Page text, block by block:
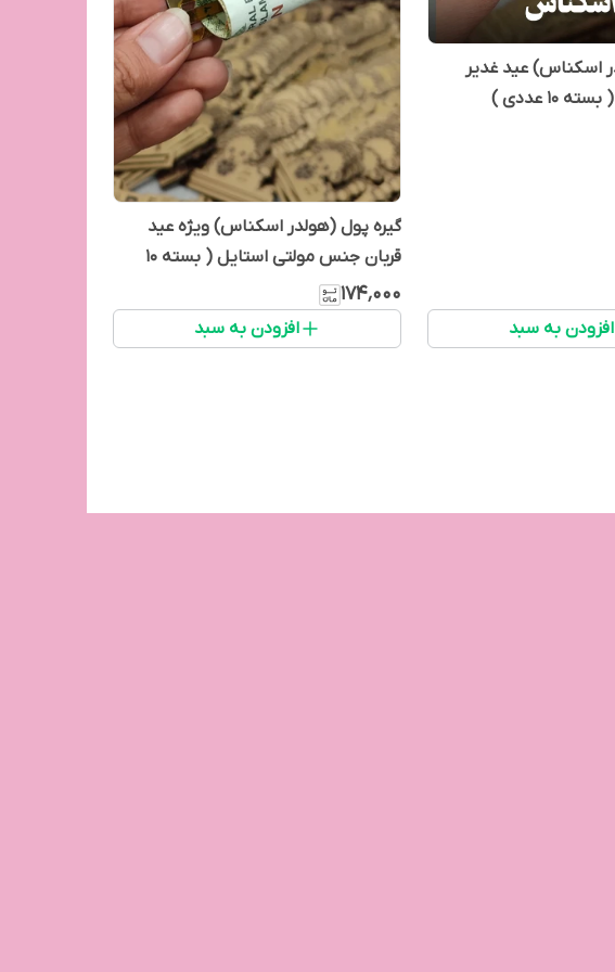
اسکناس) عید غدیر
10 عددی )
افزودن به سبد
گیره پول (هولدر اسکناس) ویژه عید
قربان جنس مولتی استایل ( بسته 10
عددی)
۱۷۴٬۰۰۰
افزودن به سبد